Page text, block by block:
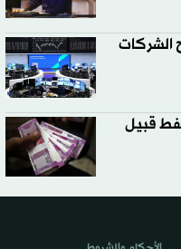
الشركات
قبيل